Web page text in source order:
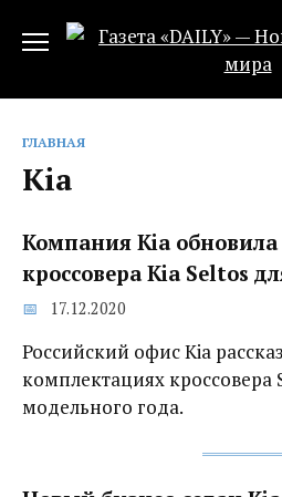
ГЛАВНАЯ
Kia
Компания Kia
кроссовера Kia Seltos
17.12.2020
Российский офис Kia
комплектациях кроссовера
модельного года.